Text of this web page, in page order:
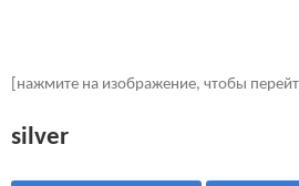
[нажмите на изображение, чтобы
silver